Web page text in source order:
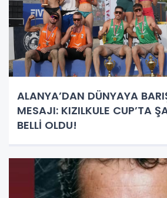
ALANYA’DAN DÜNYAYA
MESAJI: KIZILKULE CUP’TA
BELLİ OLDU!